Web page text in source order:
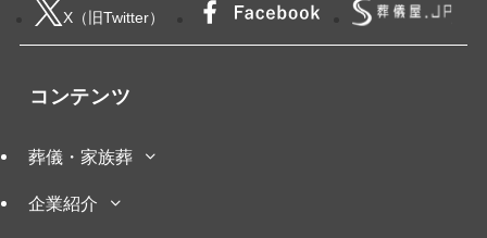
X（旧Twitter）
コンテンツ
葬儀・家族葬
企業紹介